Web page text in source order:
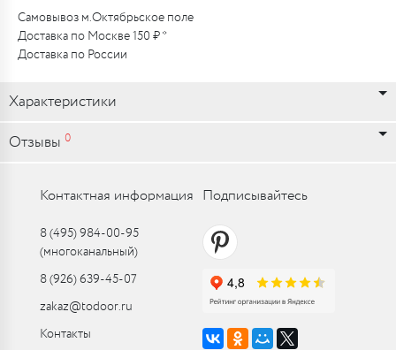
Самовывоз м.Октябрьское поле
Доставка по Москве 150 ₽ *
Доставка по России
Характеристики
Отзывы 0
Контактная информация
8 (495) 984-00-95
(многоканальный)
8 (926) 639-45-07
zakaz@todoor.ru
Контакты
Подписывайтесь